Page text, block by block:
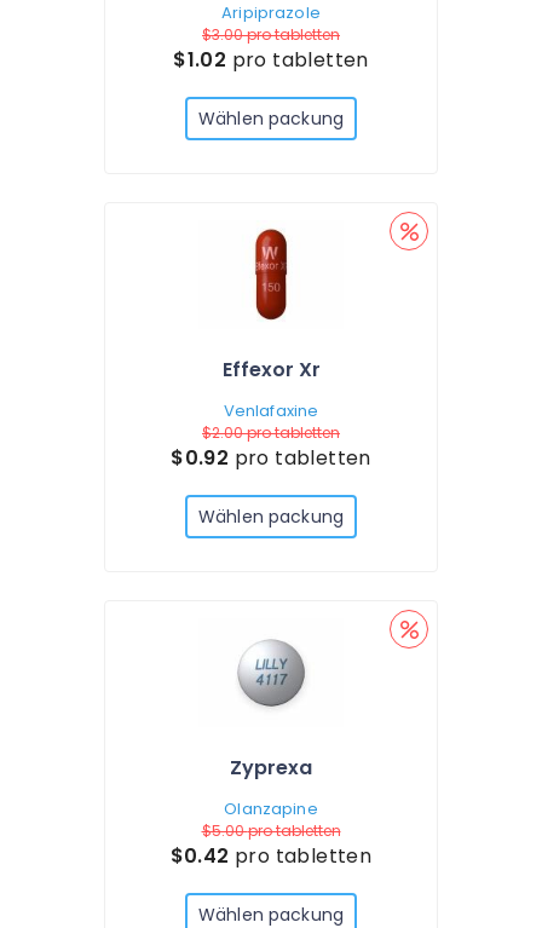
Aripiprazole
$3.00pro tabletten
$1.02 pro tabletten
Wählen packung
Effexor Xr
Venlafaxine
$2.00pro tabletten
$0.92 pro tabletten
Wählen packung
Zyprexa
Olanzapine
$5.00pro tabletten
$0.42 pro tabletten
Wählen packung